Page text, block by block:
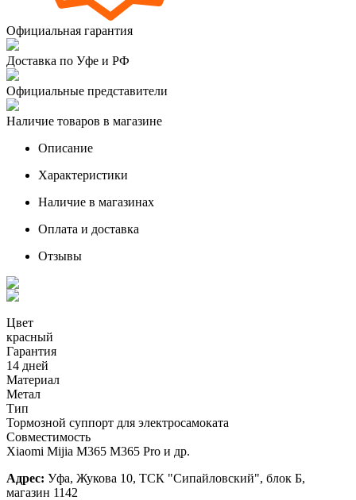
Официальная гарантия
Доставка по Уфе и РФ
Официальные представители
Наличие товаров в магазине
Описание
Характеристики
Наличие в магазинах
Оплата и доставка
Отзывы
Цвет
красный
Гарантия
14 дней
Материал
Метал
Тип
Тормозной суппорт для электросамоката
Совместимость
Xiaomi Mijia M365 M365 Pro и др.
Адрес: Уфа, Жукова 10, ТСК "Сипайловский", блок Б,
магазин 1142